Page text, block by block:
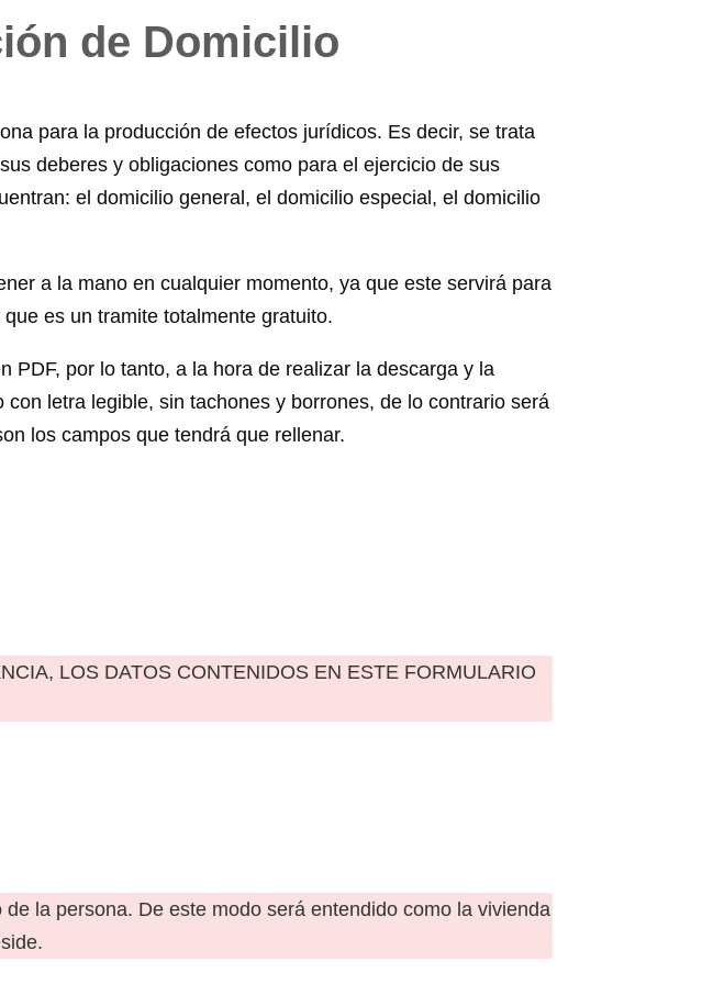
de Domicilio
para la producción de efectos jurídicos. Es decir, se trata
deberes y obligaciones como para el ejercicio de sus
el domicilio general, el domicilio especial, el domicilio
a la mano en cualquier momento, ya que este servirá para
es un tramite totalmente gratuito.
PDF, por lo tanto, a la hora de realizar la descarga y la
letra legible, sin tachones y borrones, de lo contrario será
los campos que tendrá que rellenar.
LOS DATOS CONTENIDOS EN ESTE FORMULARIO
la persona. De este modo será entendido como la vivienda